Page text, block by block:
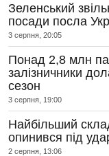
Зеленський
посади посла
3 серпня, 20:05
Понад 2,8 млн
залізничники
сезон
3 серпня, 19:00
Найбільший
опинився під
2 серпня, 13:06